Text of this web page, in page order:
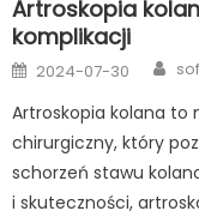
Artroskopia
komplikacji
Posted
on
2024-07-30
Artroskopia kolana to
chirurgiczny, który
schorzeń stawu
i skuteczności,